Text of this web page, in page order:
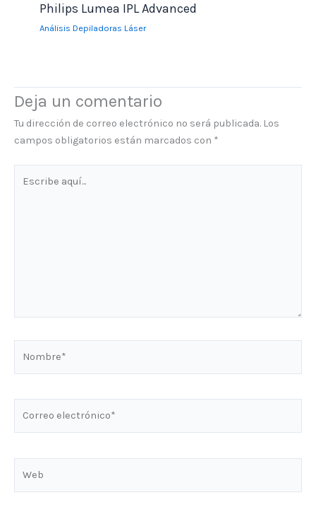
Philips Lumea IPL Advanced
Análisis Depiladoras Láser
Deja un comentario
Tu dirección de correo electrónico no será publicada. Los
campos obligatorios están marcados con *